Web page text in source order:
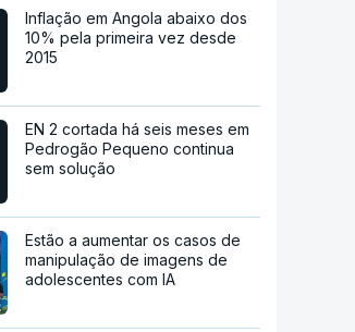
Inflação em Angola abaixo dos
10% pela primeira vez desde
2015
EN 2 cortada há seis meses em
Pedrogão Pequeno continua
sem solução
Estão a aumentar os casos de
manipulação de imagens de
adolescentes com IA